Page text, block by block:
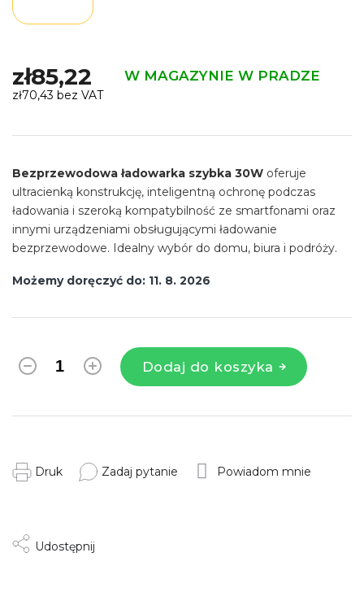
zł85,22 W MAGAZYNIE W PRADZE
zł70,43 bez VAT
jednostkowa:
Możemy doręczyć do: 11. 8. 2026
Dodaj do koszyka
Bezprzewodowa ładowarka szybka 30W oferuje
ultracienką konstrukcję, inteligentną ochronę podczas
ładowania i szeroką kompatybilność ze smartfonami oraz
innymi urządzeniami obsługującymi ładowanie
bezprzewodowe. Idealny wybór do domu, biura i podróży.
Druk Zadaj pytanie Powiadom mnie
Udostępnij